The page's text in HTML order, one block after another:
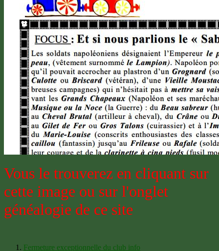
Vous le trouverez en cliquant sur
cette image ou sur l'onglet
généalogie de ce site
Fermeture exceptionnelle du club info